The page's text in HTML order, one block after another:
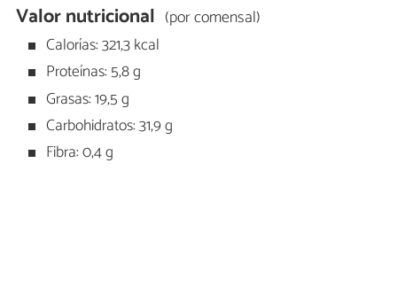
Valor nutricional (por comensal)
Calorías: 321,3 kcal
Proteínas: 5,8 g
Grasas: 19,5 g
Carbohidratos: 31,9 g
Fibra: 0,4 g